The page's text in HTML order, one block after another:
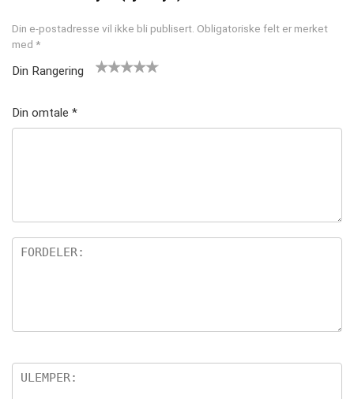
Din e-postadresse vil ikke bli publisert. Obligatoriske felt er merket
med *
Din Rangering
5
stjer
er
Din omtale *